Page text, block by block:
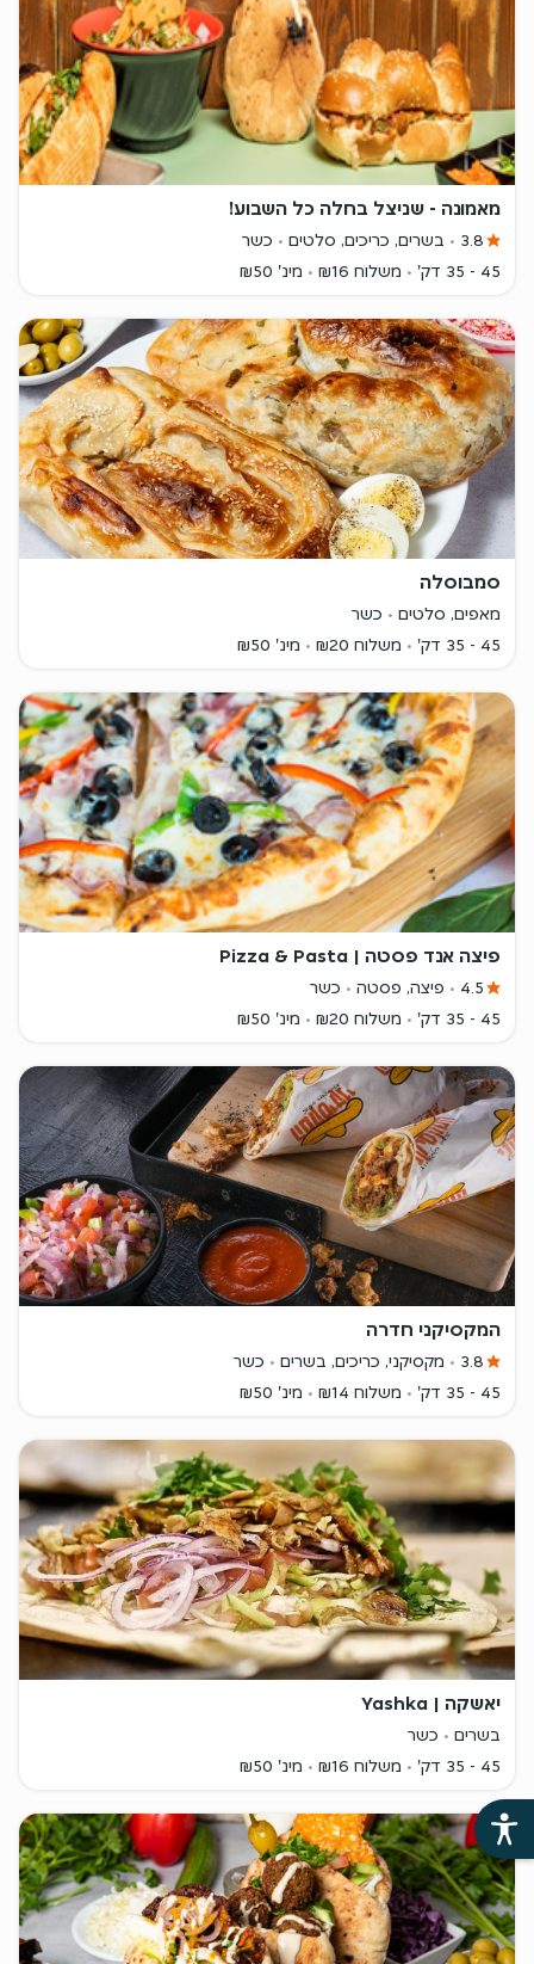
מאמונה - שניצל בחלה כל השבוע!
3.8 בשרים, כריכים, סלטים
כשר
45 - 35 דק'
משלוח ₪16 מינ' ₪50
סמבוסלה
מאפים, סלטים
כשר
45 - 35 דק'
משלוח ₪20 מינ' ₪50
פיצה אנד פסטה | Pizza & Pasta
4.5 פיצה, פסטה
כשר
45 - 35 דק'
משלוח ₪20 מינ' ₪50
המקסיקני חדרה
3.8 מקסיקני, כריכים, בשרים
כשר
45 - 35 דק'
משלוח ₪14 מינ' ₪50
יאשקה | Yashka
בשרים
כשר
45 - 35 דק'
משלוח ₪16 מינ' ₪50